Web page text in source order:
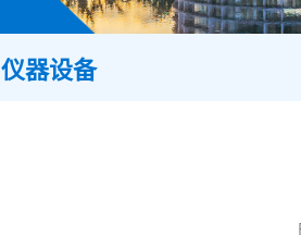
仪器设备